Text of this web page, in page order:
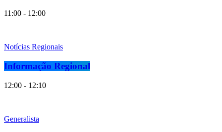
11:00 - 12:00
Notícias Regionais
Informação Regional
12:00 - 12:10
Generalista